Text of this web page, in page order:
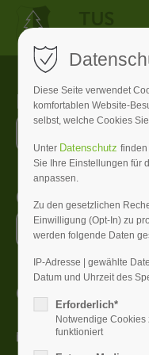
Melde dich
Online
Sporta nlagebuch
Geschäftsstelle
im alten Rathaus
Diese Seite verwendet
komfortablen Website-
selbst, welche Cookies
Unter Datenschutz
Sie Ihre Einstellungen für
anpassen.
Zu den gesetzlichen
Einwilligung (Opt-In) zu
werden folgende Daten
IP-Adresse | gewählte
Datum und Uhrzeit des
Erforderlich*
Notwendige
funktioniert